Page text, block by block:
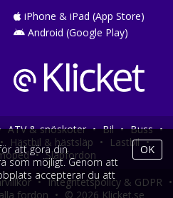
iPhone & iPad (App Store)
Android (Google Play)
ATV & snöskoter • Bil • Buss •
• Hästbil & hästsläp • Lastbil •
• Släpfordon
• Integritetspolicy & GDPR •
fordon • © 2026 Klicket.se
att göra din
som möjligt. Genom att
accepterar du att
OK